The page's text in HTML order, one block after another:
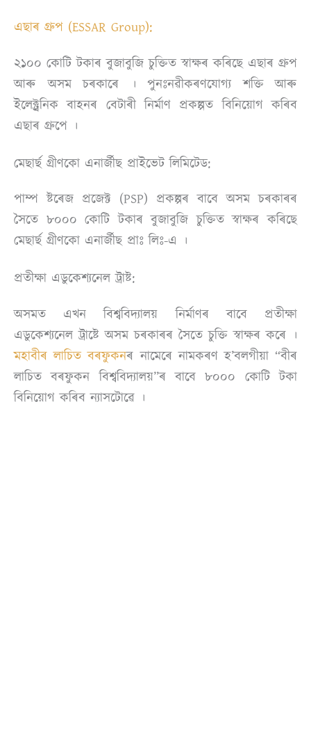
এছাৰ গ্ৰুপ (ESSAR Group):
২১০০ কোটি টকাৰ বুজাবুজি চুক্তিত স্বাক্ষৰ কৰিছে এছাৰ গ্ৰুপ
আৰু অসম চৰকাৰে । পুনঃনৱীকৰণযোগ্য শক্তি আৰু
ইলেক্ট্ৰনিক বাহনৰ বেটাৰী নিৰ্মাণ প্ৰকল্পত বিনিয়োগ কৰিব
এছাৰ গ্ৰুপে ।
মেছাৰ্ছ গ্ৰীণকো এনাৰ্জীছ প্ৰাইভেট লিমিটেড:
পাম্প ষ্টৰেজ প্ৰজেক্ট (PSP) প্ৰকল্পৰ বাবে অসম চৰকাৰৰ
সৈতে ৮০০০ কোটি টকাৰ বুজাবুজি চুক্তিত স্বাক্ষৰ কৰিছে
মেছাৰ্ছ গ্ৰীণকো এনাৰ্জীছ প্ৰাঃ লিঃ-এ ।
প্ৰতীক্ষা এডুকেশ্যনেল ট্ৰাষ্ট:
অসমত এখন বিশ্ববিদ্যালয় নিৰ্মাণৰ বাবে প্ৰতীক্ষা
এডুকেশ্যনেল ট্ৰাষ্টে অসম চৰকাৰৰ সৈতে চুক্তি স্বাক্ষৰ কৰে ।
মহাবীৰ লাচিত বৰফুকনৰ নামেৰে নামকৰণ হ’বলগীয়া “বীৰ
লাচিত বৰফুকন বিশ্ববিদ্যালয়”ৰ বাবে ৮০০০ কোটি টকা
বিনিয়োগ কৰিব ন্যাসটোৱে ।